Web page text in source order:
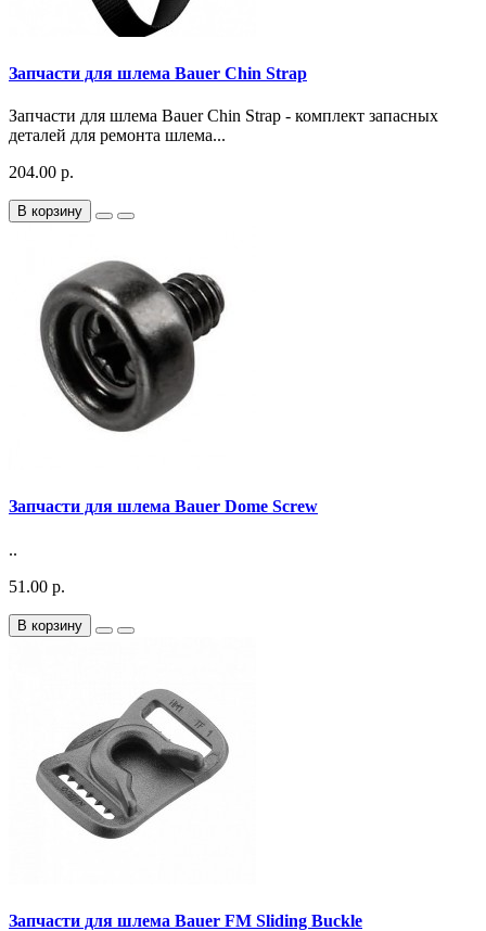
Запчасти для шлема Bauer Chin Strap
Запчасти для шлема Bauer Chin Strap - комплект запасных
деталей для ремонта шлема...
204.00 р.
В корзину
Запчасти для шлема Bauer Dome Screw
..
51.00 р.
В корзину
Запчасти для шлема Bauer FM Sliding Buckle